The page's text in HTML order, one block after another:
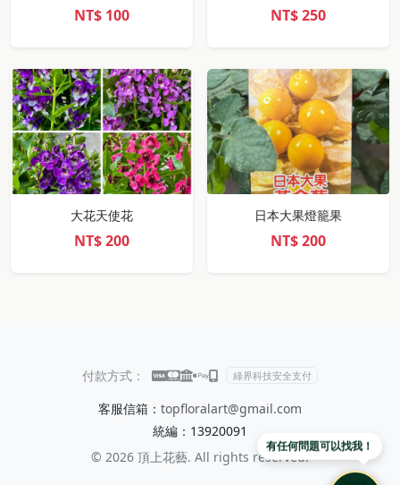
NT$ 100 NT$250
大花天使花
NT$200
日本大果燈籠果
NT$200
付款方式： 綠界科技安全支付
客服信箱： topfloralart@gmail.com
統編：13920091
© 2026 頂上花藝. All rights reserved.
有任何問題可以找我！